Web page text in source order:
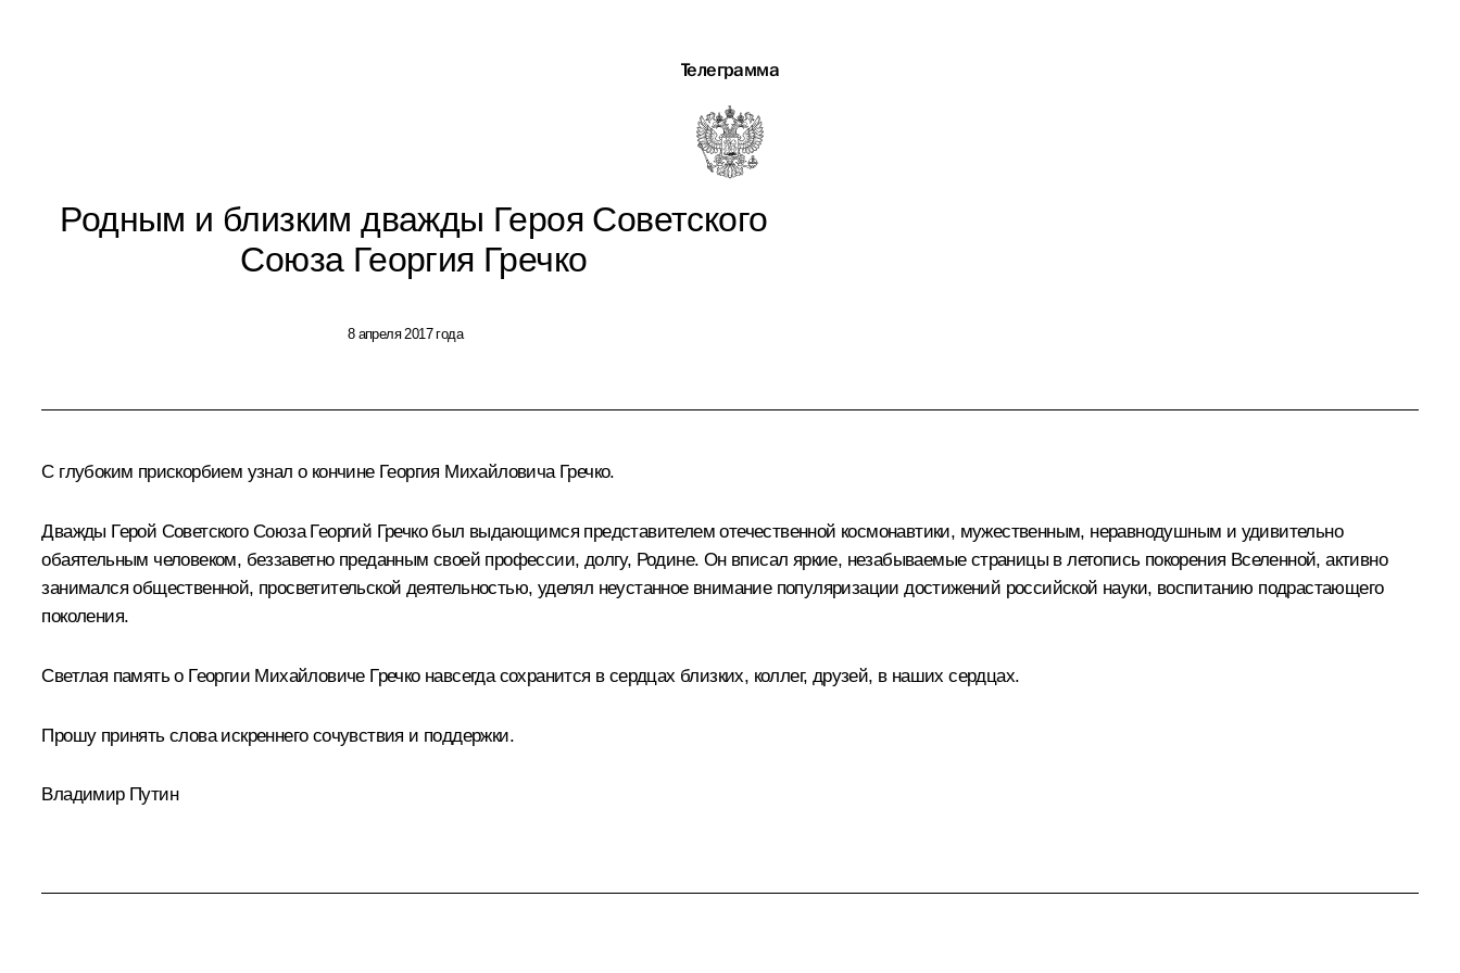
Телеграмма
Родным и близким дважды Героя Советского
Союза Георгия Гречко
8 апреля 2017 года
С глубоким прискорбием узнал о кончине Георгия Михайловича Гречко.
Дважды Герой Советского Союза Георгий Гречко был выдающимся представителем отечественной космонавтики, мужественным, неравнодушным и удивительно
обаятельным человеком, беззаветно преданным своей профессии, долгу, Родине. Он вписал яркие, незабываемые страницы в летопись покорения Вселенной, активно
занимался общественной, просветительской деятельностью, уделял неустанное внимание популяризации достижений российской науки, воспитанию подрастающего
поколения.
Светлая память о Георгии Михайловиче Гречко навсегда сохранится в сердцах близких, коллег, друзей, в наших сердцах.
Прошу принять слова искреннего сочувствия и поддержки.
Владимир Путин